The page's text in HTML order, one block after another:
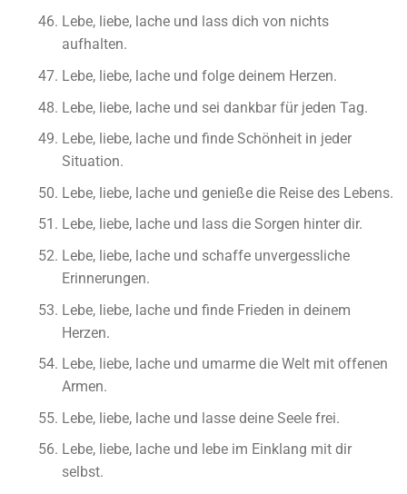
Lebe, liebe, lache und lass dich von nichts
aufhalten.
Lebe, liebe, lache und folge deinem Herzen.
Lebe, liebe, lache und sei dankbar für jeden Tag.
Lebe, liebe, lache und finde Schönheit in jeder
Situation.
Lebe, liebe, lache und genieße die Reise des Lebens.
Lebe, liebe, lache und lass die Sorgen hinter dir.
Lebe, liebe, lache und schaffe unvergessliche
Erinnerungen.
Lebe, liebe, lache und finde Frieden in deinem
Herzen.
Lebe, liebe, lache und umarme die Welt mit offenen
Armen.
Lebe, liebe, lache und lasse deine Seele frei.
Lebe, liebe, lache und lebe im Einklang mit dir
selbst.